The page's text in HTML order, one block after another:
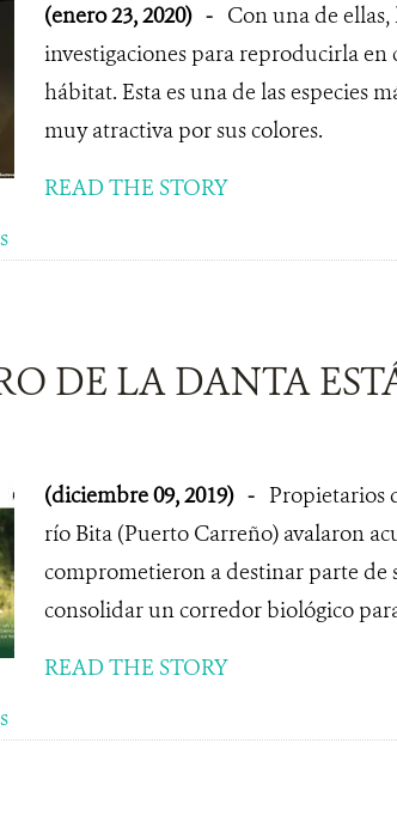
(enero 23, 2020) - Con una de
investigaciones para reproducirla
hábitat. Esta es una de las especies
muy atractiva por sus colores.
READ THE STORY
DE LA DANTA
(diciembre 09, 2019) - Propietarios
río Bita (Puerto Carreño) avalaron
comprometieron a destinar parte de
consolidar un corredor biológico
READ THE STORY